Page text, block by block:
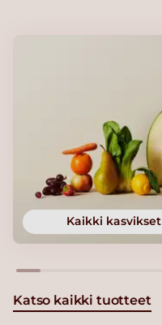
Kaikki kasvikset
Katso kaikki tuotteet